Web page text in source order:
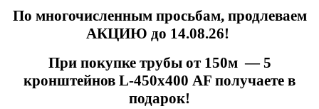
По многочисленным просьбам, продлеваем
АКЦИЮ до 14.08.26!
При покупке трубы от 150м — 5
кронштейнов L-450х400 AF получаете в
подарок!